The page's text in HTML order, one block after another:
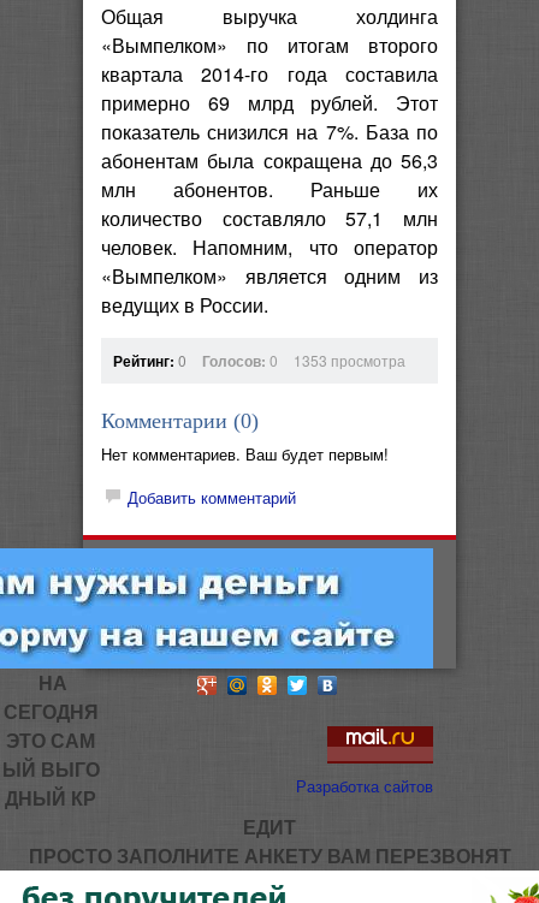
Общая выручка холдинга
«Вымпелком» по итогам второго
квартала 2014-го года составила
примерно 69 млрд рублей. Этот
показатель снизился на 7%. База по
абонентам была сокращена до 56,3
млн абонентов. Раньше их
количество составляло 57,1 млн
человек. Напомним, что оператор
«Вымпелком» является одним из
ведущих в России.
Рейтинг: 0 Голосов: 0 1353 просмотра
Комментарии (0)
Нет комментариев. Ваш будет первым!
Добавить комментарий
Разработка сайтов
НА
СЕГОДНЯ
ЭТО САМ
ЫЙ ВЫГО
ДНЫЙ КР
ЕДИТ
ПРОСТО ЗАПОЛНИТЕ АНКЕТУ ВАМ ПЕРЕЗВОНЯТ